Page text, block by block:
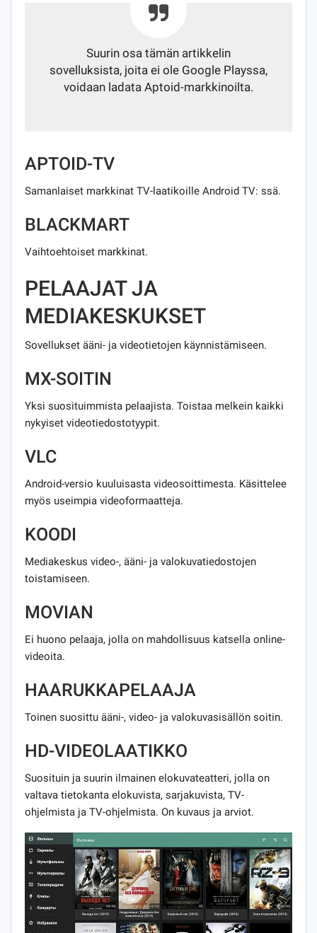
Suurin osa tämän artikkelin
sovelluksista, joita ei ole Google Playssa,
voidaan ladata Aptoid-markkinoilta.
APTOID-TV
Samanlaiset markkinat TV-laatikoille Android TV: ssä.
BLACKMART
Vaihtoehtoiset markkinat.
PELAAJAT JA
MEDIAKESKUKSET
Sovellukset ääni- ja videotietojen käynnistämiseen.
MX-SOITIN
Yksi suosituimmista pelaajista. Toistaa melkein kaikki
nykyiset videotiedostotyypit.
VLC
Android-versio kuuluisasta videosoittimesta. Käsittelee
myös useimpia videoformaatteja.
KOODI
Mediakeskus video-, ääni- ja valokuvatiedostojen
toistamiseen.
MOVIAN
Ei huono pelaaja, jolla on mahdollisuus katsella online-
videoita.
HAARUKKAPELAAJA
Toinen suosittu ääni-, video- ja valokuvasisällön soitin.
HD-VIDEOLAATIKKO
Suosituin ja suurin ilmainen elokuvateatteri, jolla on
valtava tietokanta elokuvista, sarjakuvista, TV-
ohjelmista ja TV-ohjelmista. On kuvaus ja arviot.